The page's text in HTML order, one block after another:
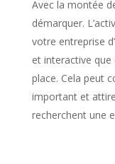
Avec la montée
démarquer.
votre entreprise
et interactive que
place. Cela peut
important et
recherchent une